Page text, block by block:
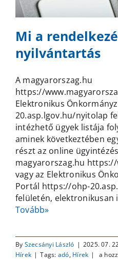
Mi a
nyilvántartás
A magyarorszag.hu
https://
Elektronikus
20.asp.lgov.hu/nyitolap
intézhető ügyek listája
aminek következtében
részt az online
magyarorszag.hu
vagy az Elektronikus
Portál https://ohp-
felületén, elektronikusan
Tovább»
By Szecsányi László | 2025. 07.
Hírek | Tags: adó, Hírek |
Mi
a